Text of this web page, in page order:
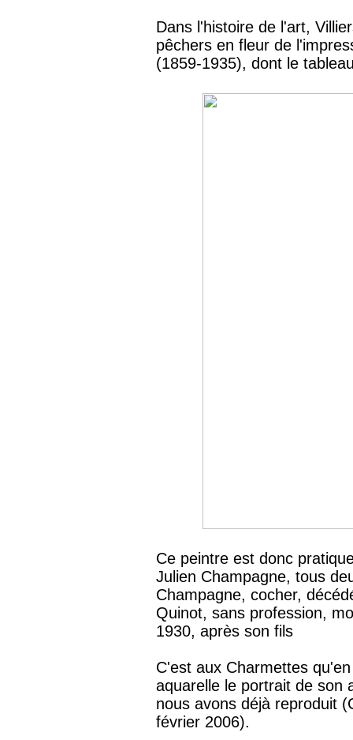
Dans l'histoire de l'art,
pêchers en fleur de
(1859-1935), dont le
Ce peintre est donc
Julien Champagne, tous
Champagne, cocher,
Quinot, sans profession,
1930, après son fils
C'est aux Charmettes
aquarelle le portrait de son
nous avons déjà reproduit
février 2006).